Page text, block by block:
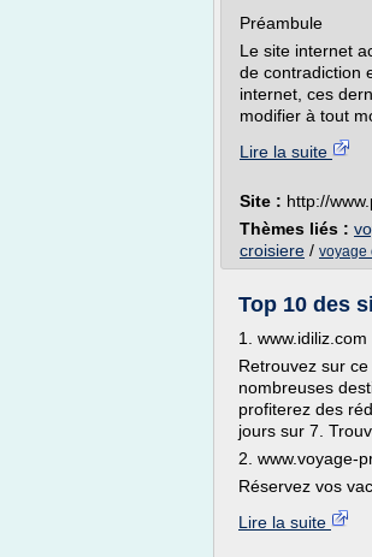
Préambule
Le site internet
de contradiction
internet, ces
modifier à tout
Lire la suite
Site : http://
Thèmes liés :
croisiere / voyage
Top 10 des
1. www.idiliz.com
Retrouvez sur
nombreuses
profiterez des
jours sur 7.
2. www.voyage-
Réservez vos
Lire la suite